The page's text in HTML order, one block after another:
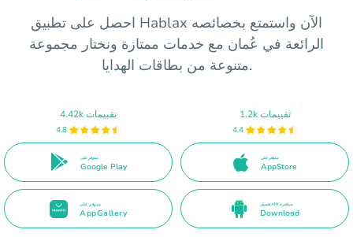
احصل على تطبيق Hablax الآن واستمتع بخصائصه
الرائعة في عُمان مع خدمات ممتازة ونختار مجموعة
متنوعة من بطاقات الهدايا.
4.42k تقييمات
4.8
متوفر على
Google Play
1.2k تقييمات
4.4
متوفر على
AppStore
متوفر على
AppGallery
تحميل APK مباشرة
Download